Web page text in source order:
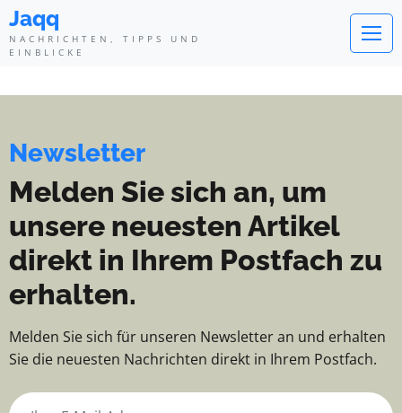
Jaqq - Nachrichten, Tipps und
Jaqq
NACHRICHTEN, TIPPS UND
EINBLICKE
Newsletter
Melden Sie sich an, um
unsere neuesten Artikel
direkt in Ihrem Postfach zu
erhalten.
Melden Sie sich für unseren Newsletter an und erhalten
Sie die neuesten Nachrichten direkt in Ihrem Postfach.